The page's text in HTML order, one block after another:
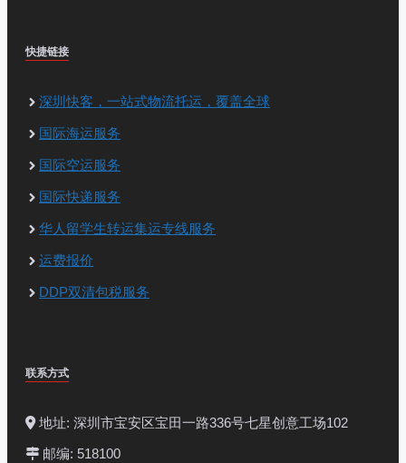
快捷链接
深圳快客，一站式物流托运，覆盖全球
国际海运服务
国际空运服务
国际快递服务
华人留学生转运集运专线服务
运费报价
DDP双清包税服务
联系方式
地址: 深圳市宝安区宝田一路336号七星创意工场102
邮编: 518100